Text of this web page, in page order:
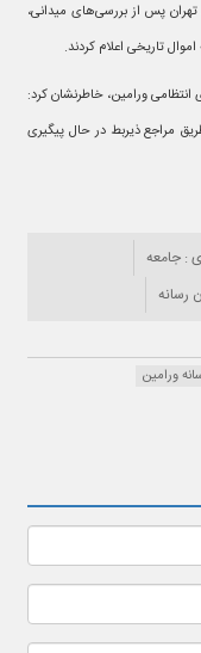
پس از بررسی‌های میدانی،
تاریخی اعلام کردند.
انتظامی ورامین، خاطرنشان کرد:
مراجع ذیربط در حال پیگیری
: جامعه
رسانه
ورامین